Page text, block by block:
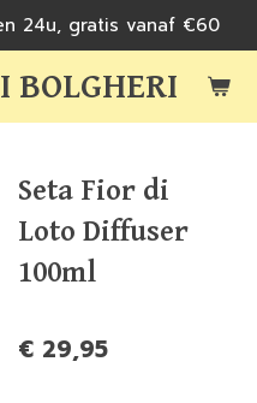
BOLGHERI
24u, gratis vanaf €60
Seta Fior di
Loto Diffuser
100ml
€ 29,95